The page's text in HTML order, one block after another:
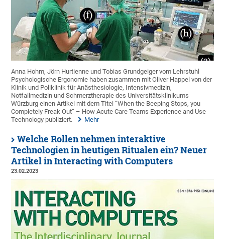
Anna Hohm, Jörn Hurtienne und Tobias Grundgeiger vom Lehrstuhl
Psychologische Ergonomie haben zusammen mit Oliver Happel von der
Klinik und Poliklinik für Anästhesiologie, Intensivmedizin,
Notfallmedizin und Schmerztherapie des Universitätsklinikums
Würzburg einen Artikel mit dem Titel “When the Beeping Stops, you
Completely Freak Out” – How Acute Care Teams Experience and Use
Technology publiziert.
Mehr
Welche Rollen nehmen interaktive
Technologien in heutigen Ritualen ein? Neuer
Artikel in Interacting with Computers
23.02.2023